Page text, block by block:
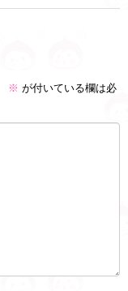
※ が付いている欄は必